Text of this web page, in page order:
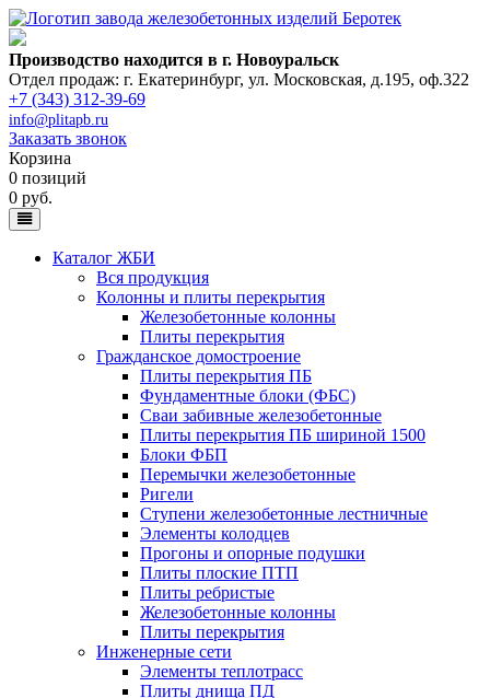
Производство находится в г. Новоуральск
Отдел продаж: г. Екатеринбург, ул. Московская, д.195, оф.322
+7 (343) 312-39-69
info@plitapb.ru
Заказать звонок
Корзина
0 позиций
0 руб.
Каталог ЖБИ
Вся продукция
Колонны и плиты перекрытия
Железобетонные колонны
Плиты перекрытия
Гражданское домостроение
Плиты перекрытия ПБ
Фундаментные блоки (ФБС)
Сваи забивные железобетонные
Плиты перекрытия ПБ шириной 1500
Блоки ФБП
Перемычки железобетонные
Ригели
Ступени железобетонные лестничные
Элементы колодцев
Прогоны и опорные подушки
Плиты плоские ПТП
Плиты ребристые
Железобетонные колонны
Плиты перекрытия
Инженерные сети
Элементы теплотрасс
Плиты днища ПД